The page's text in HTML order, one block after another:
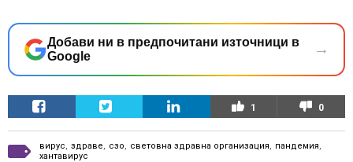
Добави ни в предпочитани източници в
Google
→
1 0
вирус, здраве, сзо, световна здравна организация, пандемия,
хантавирус